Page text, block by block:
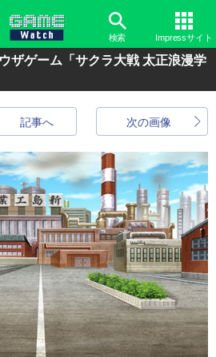
検索 Impressサイト
ザゲーム「サクラ大戦 太正浪漫学
次の画像
記事へ